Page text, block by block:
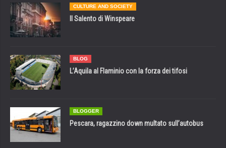
CULTURE AND SOCIETY
Il Salento di Winspeare
BLOG
L’Aquila al Flaminio con la forza dei tifosi
BLOGGER
Pescara, ragazzino down multato sull’autobus